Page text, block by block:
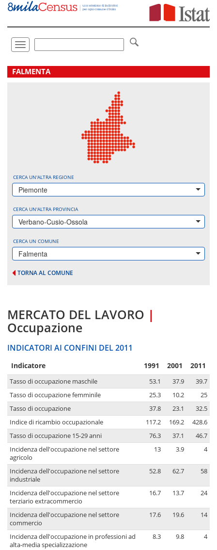
Vai
direttamente
Toggle
navigation
.
FALMENTA
CERCA UN'ALTRA REGIONE
Piemonte
CERCA UN'ALTRA PROVINCIA
Verbano-Cusio-Ossola
CERCA UN COMUNE
Falmenta
TORNA AL COMUNE
MERCATO DEL LAVORO |
Occupazione
INDICATORI AI CONFINI DEL 2011
Indicatore 1991 2001 2011
Tasso di occupazione maschile 53.1 37.9
39.7
Tasso di occupazione femminile
25.3 10.2
25
Tasso di occupazione
37.8 23.1
32.5
Indice di ricambio occupazionale
117.2 169.2
428.6
Tasso di occupazione 15-29 anni
76.3 37.1
46.7
Incidenza dell'occupazione nel settore
agricolo
13 3.9 4
Incidenza dell'occupazione nel settore
industriale
52.8 62.7 58
Incidenza dell'occupazione nel settore
terziario extracommercio
16.7 13.7 24
Incidenza dell'occupazione nel settore
commercio
17.6 19.6 14
Incidenza dell'occupazione in professioni ad
alta-media specializzazione
8.3 9.8 4